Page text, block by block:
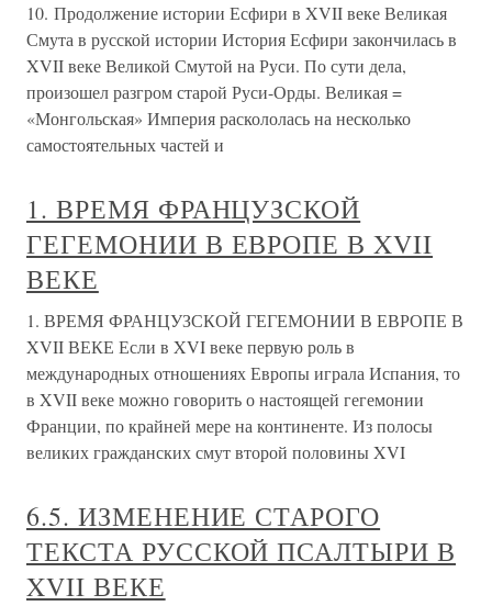
10. Продолжение истории Есфири в XVII веке Великая
Смута в русской истории История Есфири закончилась в
XVII веке Великой Смутой на Руси. По сути дела,
произошел разгром старой Руси-Орды. Великая =
«Монгольская» Империя раскололась на несколько
самостоятельных частей и
1. ВРЕМЯ ФРАНЦУЗСКОЙ
ГЕГЕМОНИИ В ЕВРОПЕ В XVII
ВЕКЕ
1. ВРЕМЯ ФРАНЦУЗСКОЙ ГЕГЕМОНИИ В ЕВРОПЕ В
XVII ВЕКЕ Если в XVI веке первую роль в
международных отношениях Европы играла Испания, то
в XVII веке можно говорить о настоящей гегемонии
Франции, по крайней мере на континен­те. Из полосы
великих гражданских смут второй половины XVI
6.5. ИЗМЕНЕНИЕ СТАРОГО
ТЕКСТА РУССКОЙ ПСАЛТЫРИ В
XVII ВЕКЕ